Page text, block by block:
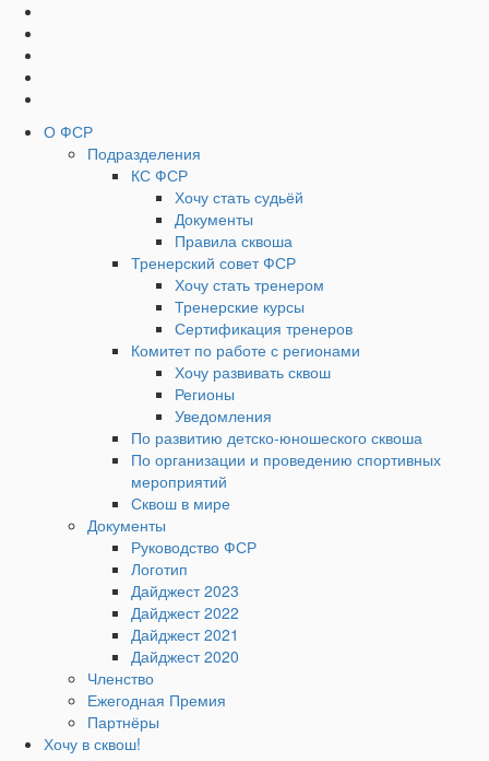
Наверх
Социальные
кнопки
Верхнее
Меню
О ФСР
Подразделения
КС ФСР
Хочу стать судьёй
Документы
Правила сквоша
Тренерский совет ФСР
Хочу стать тренером
Тренерские курсы
Сертификация тренеров
Комитет по работе с регионами
Хочу развивать сквош
Регионы
Уведомления
По развитию детско-юношеского сквоша
По организации и проведению спортивных
мероприятий
Сквош в мире
Документы
Руководство ФСР
Логотип
Дайджест 2023
Дайджест 2022
Дайджест 2021
Дайджест 2020
Членство
Ежегодная Премия
Партнёры
Хочу в сквош!